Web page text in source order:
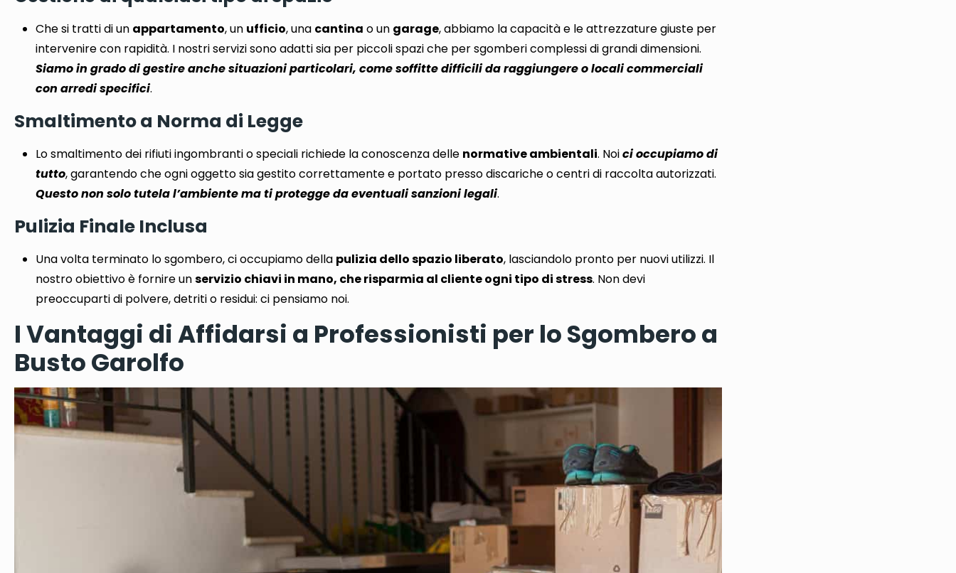
Che si tratti di un appartamento, un ufficio, una cantina o un garage, abbiamo la capacità e le attrezzature giuste per
intervenire con rapidità. I nostri servizi sono adatti sia per piccoli spazi che per sgomberi complessi di grandi dimensioni.
Siamo in grado di gestire anche situazioni particolari, come soffitte difficili da raggiungere o locali commerciali
con arredi specifici.
Smaltimento a Norma di Legge
Lo smaltimento dei rifiuti ingombranti o speciali richiede la conoscenza delle normative ambientali. Noici occupiamo di
tutto, garantendo cheogni oggetto sia gestito correttamente e portato presso discaricheo centri di raccolta autorizzati.
Questo non solo tutela l’ambiente ma ti protegge da eventuali sanzioni legali.
Pulizia Finale Inclusa
Una volta terminato lo sgombero,ci occupiamo della pulizia dello spazio liberato, lasciandolo pronto per nuovi utilizzi. Il
nostro obiettivo è fornire unservizio chiavi in ​​mano, che risparmia al cliente ogni tipo di stress. Non devi
preoccuparti di polvere, detriti o residui: ci pensiamo noi.
I Vantaggi di Affidarsi a Professionisti per lo Sgombero a
Busto Garolfo